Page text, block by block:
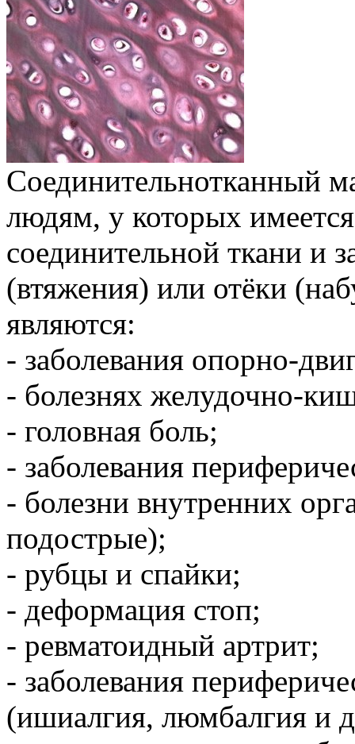
Соединительнотканный
людям, у которых
соединительной ткани и
(втяжения) или отёки
являются:
- заболевания опорно-
- болезнях желудочно-
- головная боль;
- заболевания
- болезни внутренних
подострые);
- рубцы и спайки;
- деформация стоп;
- ревматоидный артрит;
- заболевания
(ишиалгия, люмбалгия и